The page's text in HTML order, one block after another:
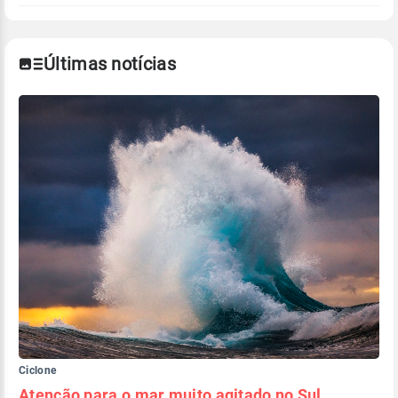
Últimas notícias
Ciclone